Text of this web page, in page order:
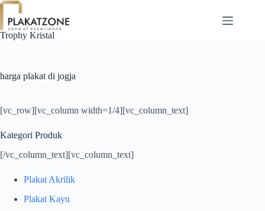
Skip
content
Trophy Kristal
harga plakat di jogja
[vc_row][vc_column width=1/4][vc_column_text]
Kategori Produk
[/vc_column_text][vc_column_text]
Plakat Akrilik
Plakat Kayu